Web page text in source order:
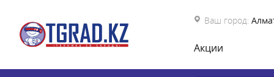
Ваш город:
Акции